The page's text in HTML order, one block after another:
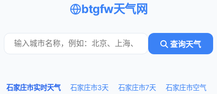
btgfw天气网
查询天气
石家庄市实时天气 石家庄市3天 石家庄市7天
石家庄市空气